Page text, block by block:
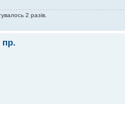
2 разів.
пр.